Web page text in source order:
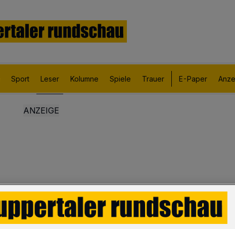
Sport Leser Kolumne Spiele Trauer E-Paper